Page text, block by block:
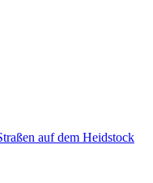
auf dem Heidstock